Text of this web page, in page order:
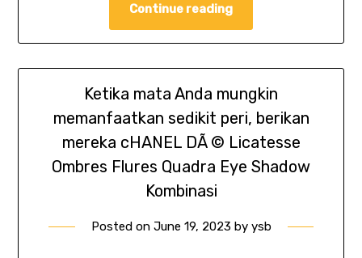
Continue reading
Ketika mata Anda mungkin
memanfaatkan sedikit peri, berikan
mereka cHANEL DÃ © Licatesse
Ombres Flures Quadra Eye Shadow
Kombinasi
Posted on June 19, 2023 by ysb